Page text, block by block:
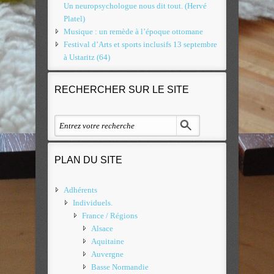
Un neuropsychologue nous dit tout. (Hervé
Platel)
Musique : un remède à l’époque ottomane
Festival d’Arts et sports inclusifs 13 septembre
à Ustaritz (64)
RECHERCHER SUR LE SITE
PLAN DU SITE
Adhérents
Individuels.
France / Régions
Alsace
Aquitaine
Auvergne
Basse Normandie